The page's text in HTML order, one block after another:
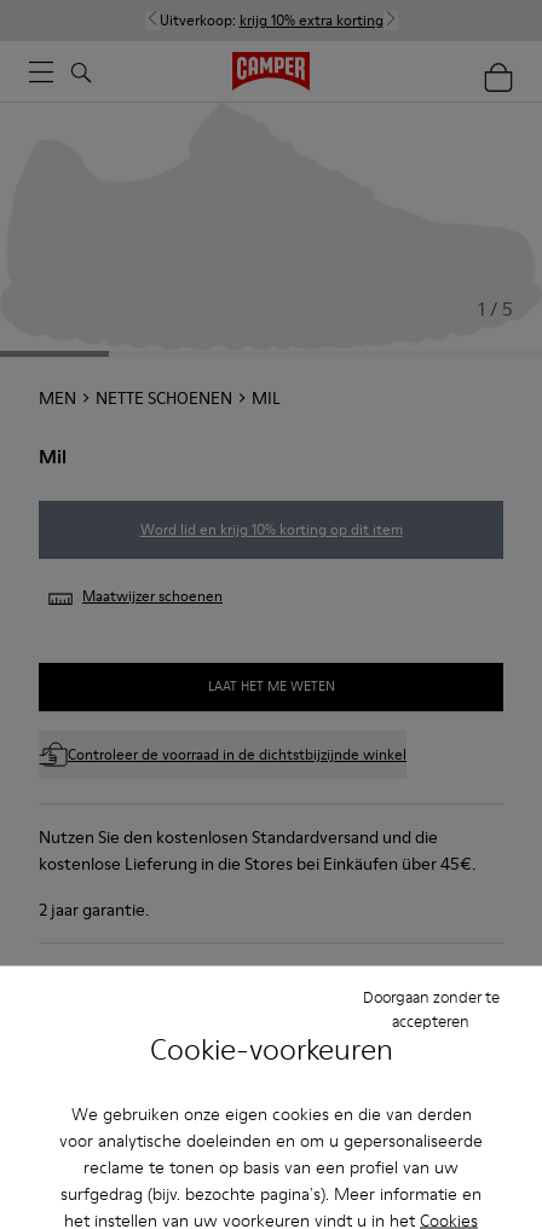
Cookie-voorkeuren
We gebruiken onze eigen cookies en die van derden
voor analytische doeleinden en om u gepersonaliseerde
reclame te tonen op basis van een profiel van uw
surfgedrag (bijv. bezochte pagina's). Meer informatie en
het instellen van uw voorkeuren vindt u in het Cookies
Doorgaan zonder te
accepteren
Uitverkoop: krijg 10% extra korting
1 / 5
MEN NETTE SCHOENEN MIL
Mil
Word lid en krijg 10% korting op dit item
Maatwijzer schoenen
LAAT HET ME WETEN
Controleer de voorraad in de dichtstbijzijnde winkel
Nutzen Sie den kostenlosen Standardversand und die
kostenlose Lieferung in die Stores bei Einkäufen über 45€.
2 jaar garantie.
Productverzorging
Uitverkoop: krijg 10% extra korting
Ja, dat klopt. Als lid van onze community krijg je exclusieve
voordelen zoals kortingen, vroege toegang, uitnodigingen voor